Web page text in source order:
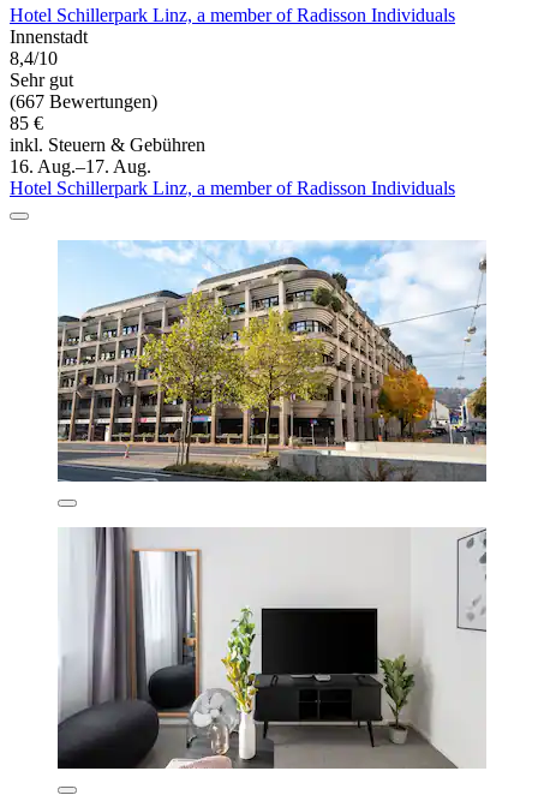
Hotel Schillerpark Linz, a member of Radisson Individuals
Innenstadt
8,4/10
Sehr gut
(667 Bewertungen)
85 €
inkl. Steuern & Gebühren
16. Aug.–17. Aug.
Hotel Schillerpark Linz, a member of Radisson Individuals